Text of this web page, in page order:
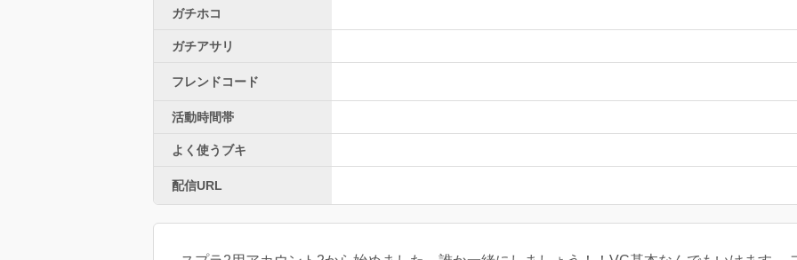
ガチホコ
ガチアサリ
フレンドコード
活動時間帯
よく使うブキ
配信URL